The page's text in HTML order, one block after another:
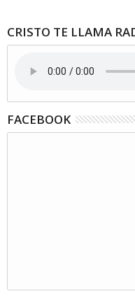
CRISTO TE LLAMA
FACEBOOK